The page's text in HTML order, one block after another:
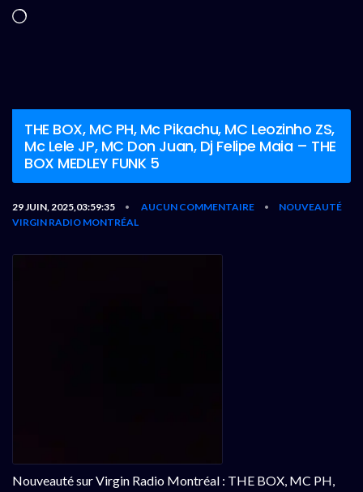
Chargement…
THE BOX, MC PH, Mc Pikachu, MC Leozinho ZS,
Mc Lele JP, MC Don Juan, Dj Felipe Maia – THE
BOX MEDLEY FUNK 5
29 JUIN, 2025,03:59:35 • AUCUN COMMENTAIRE •
NOUVEAUTÉ
VIRGIN RADIO MONTRÉAL
Nouveauté sur Virgin Radio Montréal : THE BOX, MC PH,